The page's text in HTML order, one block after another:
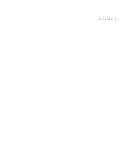
إعلانات